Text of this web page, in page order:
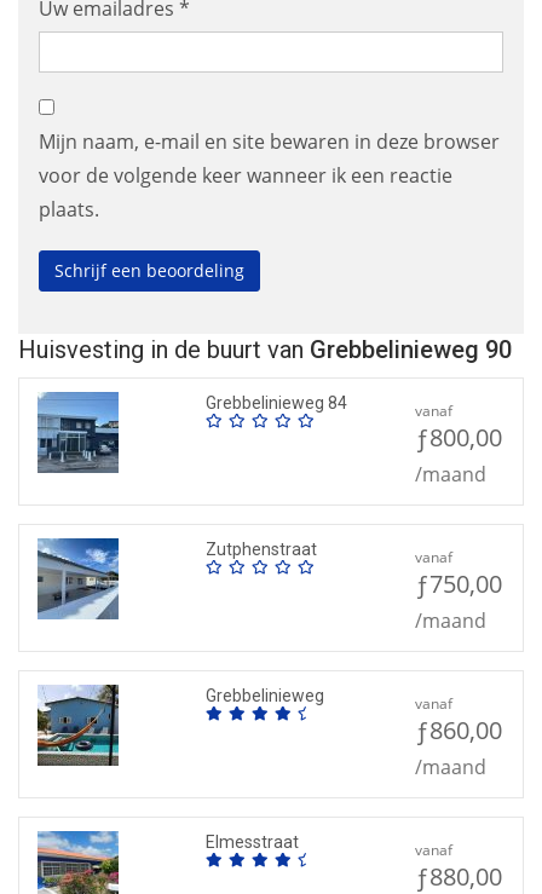
Uw emailadres *
Mijn naam, e-mail en site bewaren in deze browser
voor de volgende keer wanneer ik een reactie
plaats.
Huisvesting in de buurt van Grebbelinieweg 90
Grebbelinieweg 84 vanaf
ƒ800,00
/maand
Zutphenstraat vanaf
ƒ750,00
/maand
Grebbelinieweg vanaf
ƒ860,00
/maand
Elmesstraat vanaf
ƒ880,00